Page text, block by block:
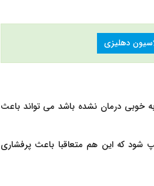
دهلیزی
به خوبی درمان نشده باشد می تواند باعث
شود که این هم متعاقبا باعث پرفشاری